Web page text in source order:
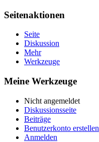
Seitenaktionen
Seite
Diskussion
Mehr
Werkzeuge
Meine Werkzeuge
Nicht angemeldet
Diskussionsseite
Beiträge
Benutzerkonto erstellen
Anmelden